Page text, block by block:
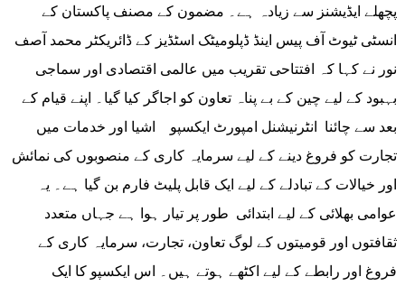
پچھلے ایڈیشنز سے زیادہ ہے۔ مضمون کے مصنف پاکستان کے
انسٹی ٹیوٹ آف پیس اینڈ ڈپلومیٹک اسٹڈیز کے ڈائریکٹر محمد آصف
نور نے کہا کہ افتتاحی تقریب میں عالمی اقتصادی اور سماجی
بہبود کے لیے چین کے بے پناہ تعاون کو اجاگر کیا گیا۔ اپنے قیام کے
بعد سے چائنا انٹرنیشنل امپورٹ ایکسپو اشیا اور خدمات میں
تجارت کو فروغ دینے کے لیے سرمایہ کاری کے منصوبوں کی نمائش
اور خیالات کے تبادلے کے لیے ایک قابل پلیٹ فارم بن گیا ہے۔ یہ
عوامی بھلائی کے لیے ابتدائی طور پر تیار ہوا ہے جہاں متعدد
ثقافتوں اور قومیتوں کے لوگ تعاون، تجارت، سرمایہ کاری کے
فروغ اور رابطے کے لیے اکٹھے ہوتے ہیں۔ اس ایکسپو کا ایک